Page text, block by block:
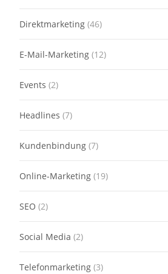
Direktmarketing (46)
E-Mail-Marketing (12)
Events (2)
Headlines (7)
Kundenbindung (7)
Online-Marketing (19)
SEO (2)
Social Media (2)
Telefonmarketing (3)